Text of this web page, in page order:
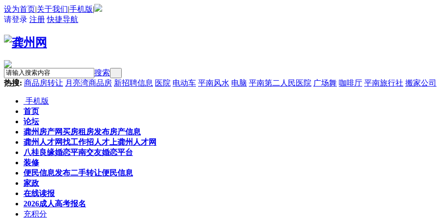
设为首页|关于我们|手机版|
请登录 注册 快捷导航
搜索
热搜: 商品房转让 月亮湾商品房 新招聘信息 医院 电动车 平南风水 电脑 平南第二人民医院 广场舞 咖啡厅 平南旅行社 搬家公司
手机版
首页
论坛
龚州房产网买房租房发布房产信息
龚州人才网找工作招人才上龚州人才网
八桂良缘婚恋平南交友婚恋平台
装修
便民信息发布二手转让便民信息
家政
在线读报
2026成人高考报名
充积分